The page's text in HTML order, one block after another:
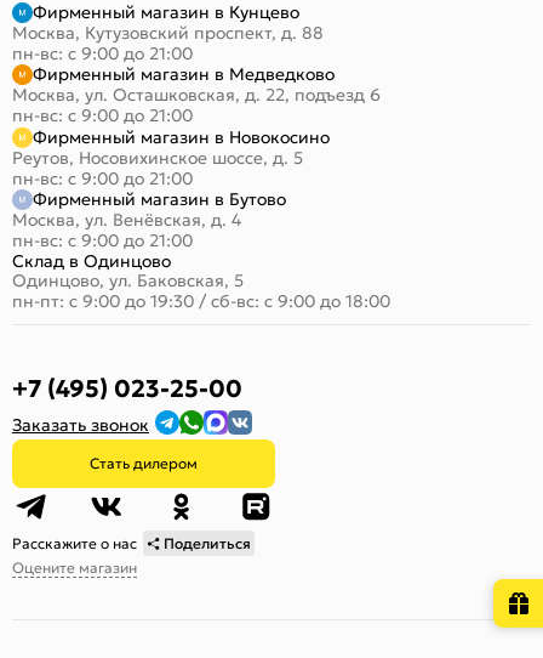
Фирменный магазин в Кунцево
Москва, Кутузовский проспект, д. 88
пн-вс: с 9:00 до 21:00
Фирменный магазин в Медведково
Москва, ул. Осташковская, д. 22, подъезд 6
пн-вс: с 9:00 до 21:00
Фирменный магазин в Новокосино
Реутов, Носовихинское шоссе, д. 5
пн-вс: с 9:00 до 21:00
Фирменный магазин в Бутово
Москва, ул. Венёвская, д. 4
пн-вс: с 9:00 до 21:00
Склад в Одинцово
Одинцово, ул. Баковская, 5
пн-пт: с 9:00 до 19:30 / сб-вс: с 9:00 до 18:00
+7 (495) 023-25-00
Заказать звонок
Стать дилером
Расскажите о нас
Поделиться
Оцените магазин